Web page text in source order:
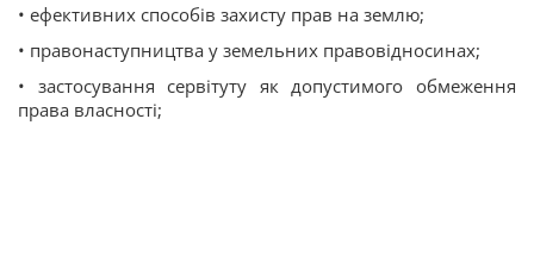
• ефективних способів захисту прав на землю;
• правонаступництва у земельних правовідносинах;
• застосування сервітуту як допустимого обмеження
права власності;